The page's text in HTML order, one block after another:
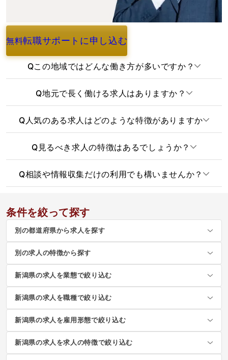
無料転職サポートに申し込む
よくあるご質問
Qこの地域ではどんな働き方が多いですか？
Q地元で長く働ける求人はありますか？
Q 人気のある求人はどのような特徴がありますか
Q 見るべき求人の特徴はあるでしょうか？
Q相談や情報収集だけの利用でも構いませんか？
条件を絞って探す
別の都道府県から求人を探す
別の求人の特徴から探す
新潟県の求人を業態で絞り込む
新潟県の求人を職種で絞り込む
新潟県の求人を雇用形態で絞り込む
新潟県の求人を求人の特徴で絞り込む